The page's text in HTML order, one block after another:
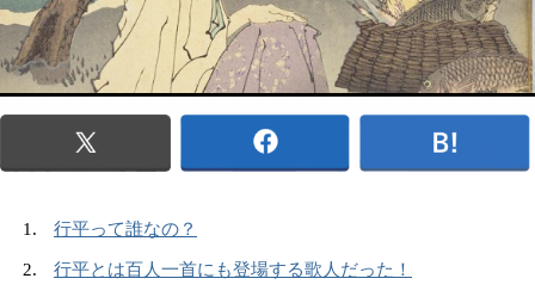
行平って誰なの？
行平とは百人一首にも登場する歌人だった！